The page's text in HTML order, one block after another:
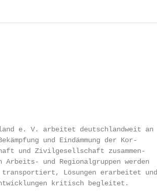
e. V. arbeitet deutschlandweit an
und Eindämmung der Kor-
und Zivilgesellschaft zusammen-
und Regionalgruppen werden
Lösungen erarbeitet und
kritisch begleitet.